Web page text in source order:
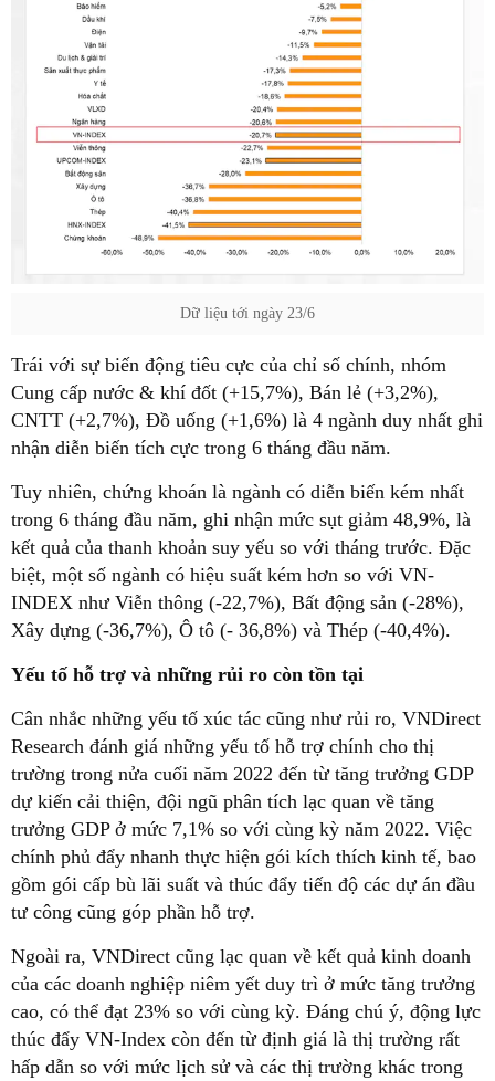
Dữ liệu tới ngày 23/6
Trái với sự biến động tiêu cực của chỉ số chính, nhóm
Cung cấp nước & khí đốt (+15,7%), Bán lẻ (+3,2%),
CNTT (+2,7%), Đồ uống (+1,6%) là 4 ngành duy nhất ghi
nhận diễn biến tích cực trong 6 tháng đầu năm.
Tuy nhiên, chứng khoán là ngành có diễn biến kém nhất
trong 6 tháng đầu năm, ghi nhận mức sụt giảm 48,9%, là
kết quả của thanh khoản suy yếu so với tháng trước. Đặc
biệt, một số ngành có hiệu suất kém hơn so với VN-
INDEX như Viễn thông (-22,7%), Bất động sản (-28%),
Xây dựng (-36,7%), Ô tô (- 36,8%) và Thép (-40,4%).
Yếu tố hỗ trợ và những rủi ro còn tồn tại
Cân nhắc những yếu tố xúc tác cũng như rủi ro, VNDirect
Research đánh giá những yếu tố hỗ trợ chính cho thị
trường trong nửa cuối năm 2022 đến từ tăng trưởng GDP
dự kiến cải thiện, đội ngũ phân tích lạc quan về tăng
trưởng GDP ở mức 7,1% so với cùng kỳ năm 2022. Việc
chính phủ đẩy nhanh thực hiện gói kích thích kinh tế, bao
gồm gói cấp bù lãi suất và thúc đẩy tiến độ các dự án đầu
tư công cũng góp phần hỗ trợ.
Ngoài ra, VNDirect cũng lạc quan về kết quả kinh doanh
của các doanh nghiệp niêm yết duy trì ở mức tăng trưởng
cao, có thể đạt 23% so với cùng kỳ. Đáng chú ý, động lực
thúc đẩy VN-Index còn đến từ định giá là thị trường rất
hấp dẫn so với mức lịch sử và các thị trường khác trong